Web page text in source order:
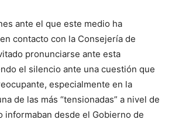
ante el que este medio ha
contacto con la Consejería de
pronunciarse ante esta
el silencio ante una cuestión que
especialmente en la
de las más “tensionadas” a nivel de
informaban desde el Gobierno de